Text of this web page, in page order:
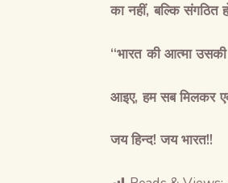
का नहीं, बल्कि संगठित
“भारत की आत्मा उसकी
आइए,हम सब मिलकर
जय हिन्द! जय भारत!!